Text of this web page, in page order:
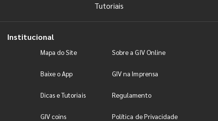
Tutoriais
Institucional
Mapa do Site Sobre a GIV Online
Baixe o App GIV na Imprensa
Dicas e Tutoriais Regulamento
GIV coins Política de Privacidade